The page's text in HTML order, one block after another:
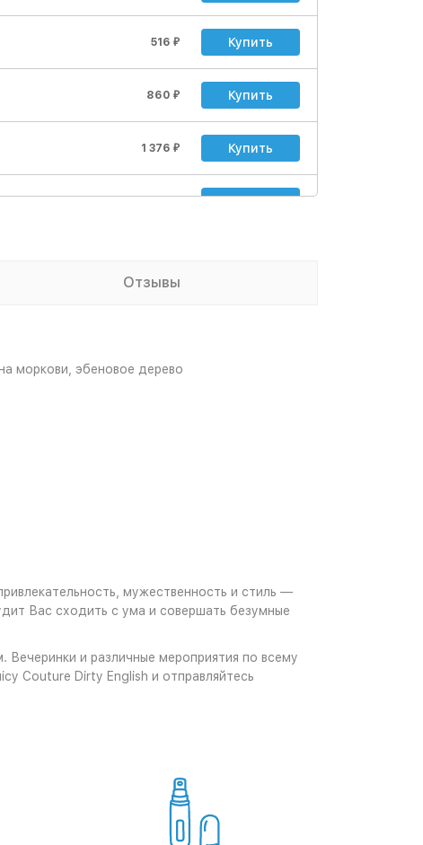
516 ₽ Купить
860 ₽ Купить
1 376 ₽ Купить
Купить
Отзывы
моркови, эбеновое дерево
мужественность и стиль —
Вас сходить с ума и совершать безумные
и различные мероприятия по всему
Couture Dirty English и отправляйтесь